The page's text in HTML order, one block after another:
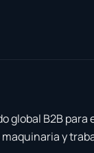
global B2B para
y